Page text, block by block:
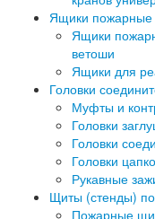
Ящики пожарные
Ящики
ветоши
Ящики для
Головки
Муфты и
Головки
Головки
Головки
Рукавные
Щиты (стенды)
Пожарные